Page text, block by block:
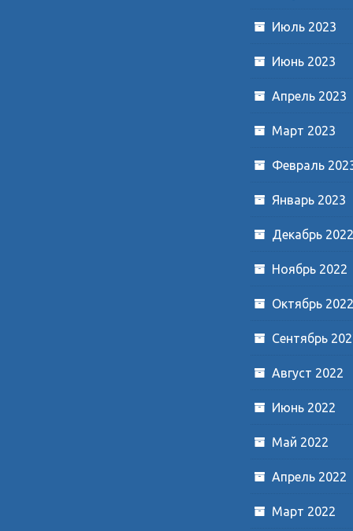
Июль 2023
Июнь 2023
Апрель 2023
Март 2023
Февраль
Январь 2023
Декабрь 2022
Ноябрь 2022
Октябрь 2022
Сентябрь
Август 2022
Июнь 2022
Май 2022
Апрель 2022
Март 2022